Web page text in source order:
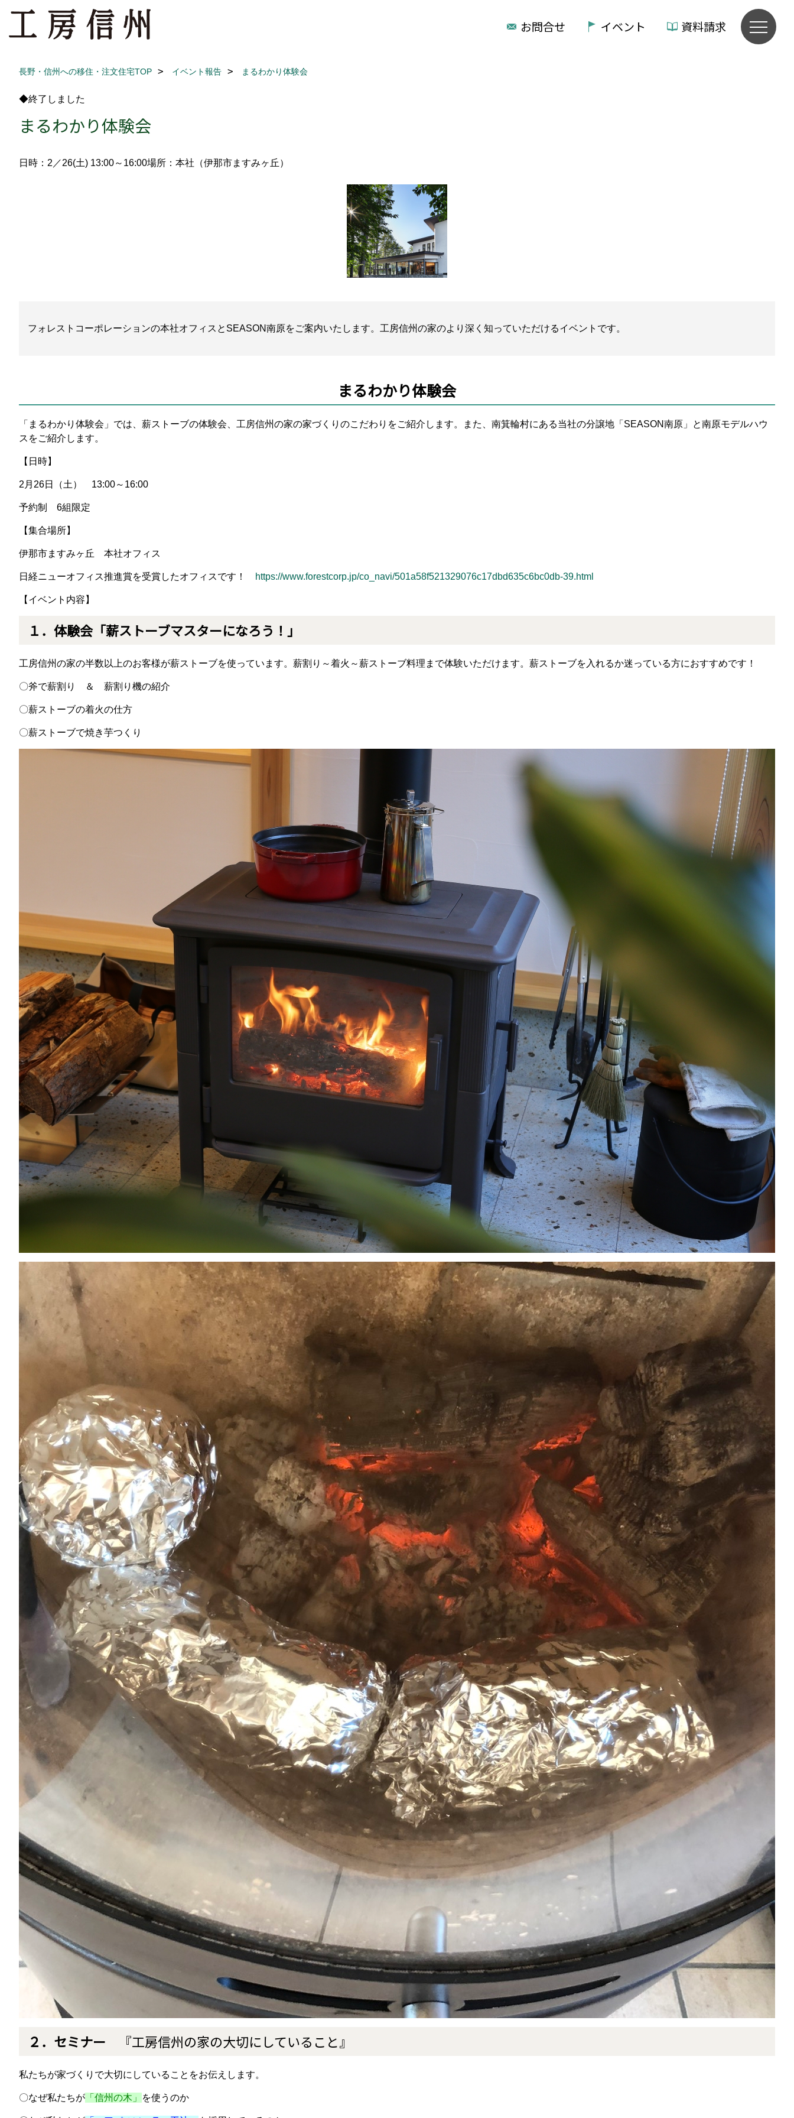
お問合せ イベント 資料請求
長野・信州への移住・注文住宅TOP イベント報告 まるわかり体験会
◆終了しました
まるわかり体験会
日時：2／26(土) 13:00～16:00場所：本社（伊那市ますみヶ丘）
フォレストコーポレーションの本社オフィスとSEASON南原をご案内いたします。工房信州の家のより深く知っていただけるイベントです。
まるわかり体験会
「まるわかり体験会」では、薪ストーブの体験会、工房信州の家の家づくりのこだわりをご紹介します。また、南箕輪村にある当社の分譲地「SEASON南原」と南原モデルハウ
スをご紹介します。
【日時】
2月26日（土） 13:00～16:00
予約制 6組限定
【集合場所】
伊那市ますみヶ丘 本社オフィス
日経ニューオフィス推進賞を受賞したオフィスです！ https://www.forestcorp.jp/co_navi/501a58f521329076c17dbd635c6bc0db-39.html
【イベント内容】
１．体験会「薪ストーブマスターになろう！」
工房信州の家の半数以上のお客様が薪ストーブを使っています。薪割り～着火～薪ストーブ料理まで体験いただけます。薪ストーブを入れるか迷っている方におすすめです！
〇斧で薪割り ＆ 薪割り機の紹介
〇薪ストーブの着火の仕方
〇薪ストーブで焼き芋つくり
２．セミナー 『工房信州の家の大切にしていること』
私たちが家づくりで大切にしていることをお伝えします。
〇なぜ私たちが 「信州の木」 を使うのか